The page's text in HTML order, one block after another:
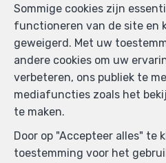
VERHUURD
Sommige cookies zijn
functioneren van de site en
geweigerd. Met uw
andere cookies om uw
verbeteren, ons publiek te
mediafuncties zoals het
te maken.
Door op "Accepteer alles" te
toestemming voor het